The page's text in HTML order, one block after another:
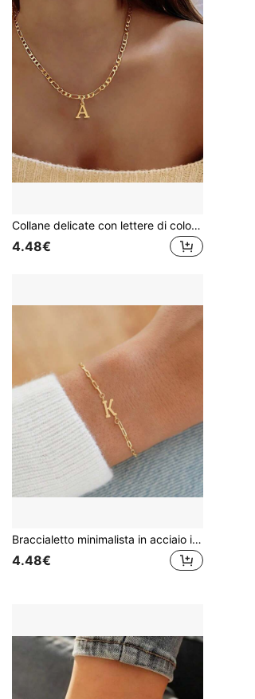
Collane delicate con lettere di colore dorato per donne, collane con lettere iniziali in acciaio inossidabile con catena NK, per regali di compleanno, per adolescenti
4.48€
Braccialetto minimalista in acciaio inossidabile con lettera dorata, braccialetto da donna con iniziale, bracciale a catena a graffetta con lettera, gioiello regalo di compleanno
4.48€